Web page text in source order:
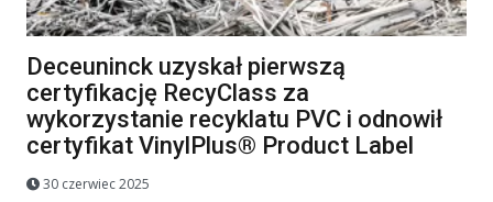
Deceuninck uzyskał pierwszą
certyfikację RecyClass za
wykorzystanie recyklatu PVC i odnowił
certyfikat VinylPlus® Product Label
30 czerwiec 2025